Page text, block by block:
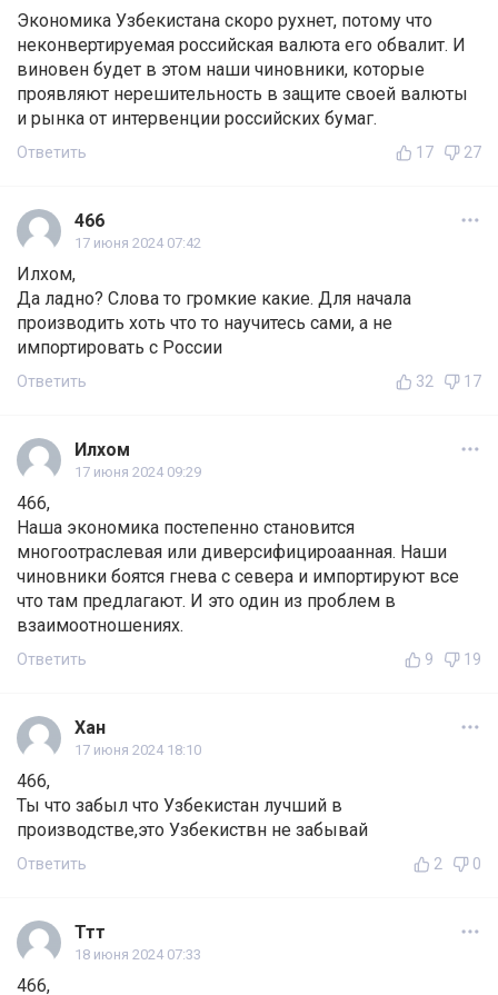
Экономика Узбекистана скоро рухнет, потому что
неконвертируемая российская валюта его обвалит. И
виновен будет в этом наши чиновники, которые
проявляют нерешительность в защите своей валюты
и рынка от интервенции российских бумаг.
Ответить 17 27
466
17 июня 2024 07:42
Илхом,
Да ладно? Слова то громкие какие. Для начала
производить хоть что то научитесь сами, а не
импортировать с России
Ответить 32 17
Илхом
17 июня 2024 09:29
466,
Наша экономика постепенно становится
многоотраслевая или диверсифицироаанная. Наши
чиновники боятся гнева с севера и импортируют все
что там предлагают. И это один из проблем в
взаимоотношениях.
Ответить 9 19
Хан
17 июня 2024 18:10
466,
Ты что забыл что Узбекистан лучший в
производстве,это Узбекиствн не забывай
Ответить 2 0
Ттт
18 июня 2024 07:33
466,